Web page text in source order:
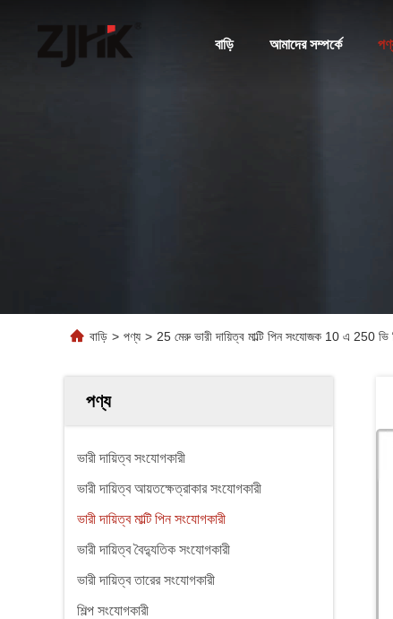
বাড়ি আমাদের সম্পর্কে
বাড়ি > পণ্য > 25 মেরু ভারী দায়িত্ব মাল্টি পিন সংযোজক 10 এ
পণ্য
ভারী দায়িত্ব সংযোগকারী
ভারী দায়িত্ব আয়তক্ষেত্রাকার সংযোগকারী
ভারী দায়িত্ব মাল্টি পিন সংযোগকারী
ভারী দায়িত্ব বৈদ্যুতিক সংযোগকারী
ভারী দায়িত্ব তারের সংযোগকারী
শিল্প সংযোগকারী